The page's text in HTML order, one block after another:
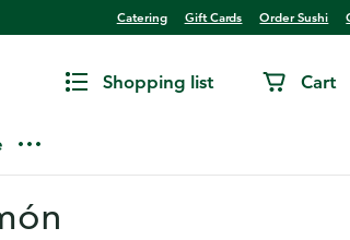
Catering Gift Cards Order Sushi
Shopping list Cart